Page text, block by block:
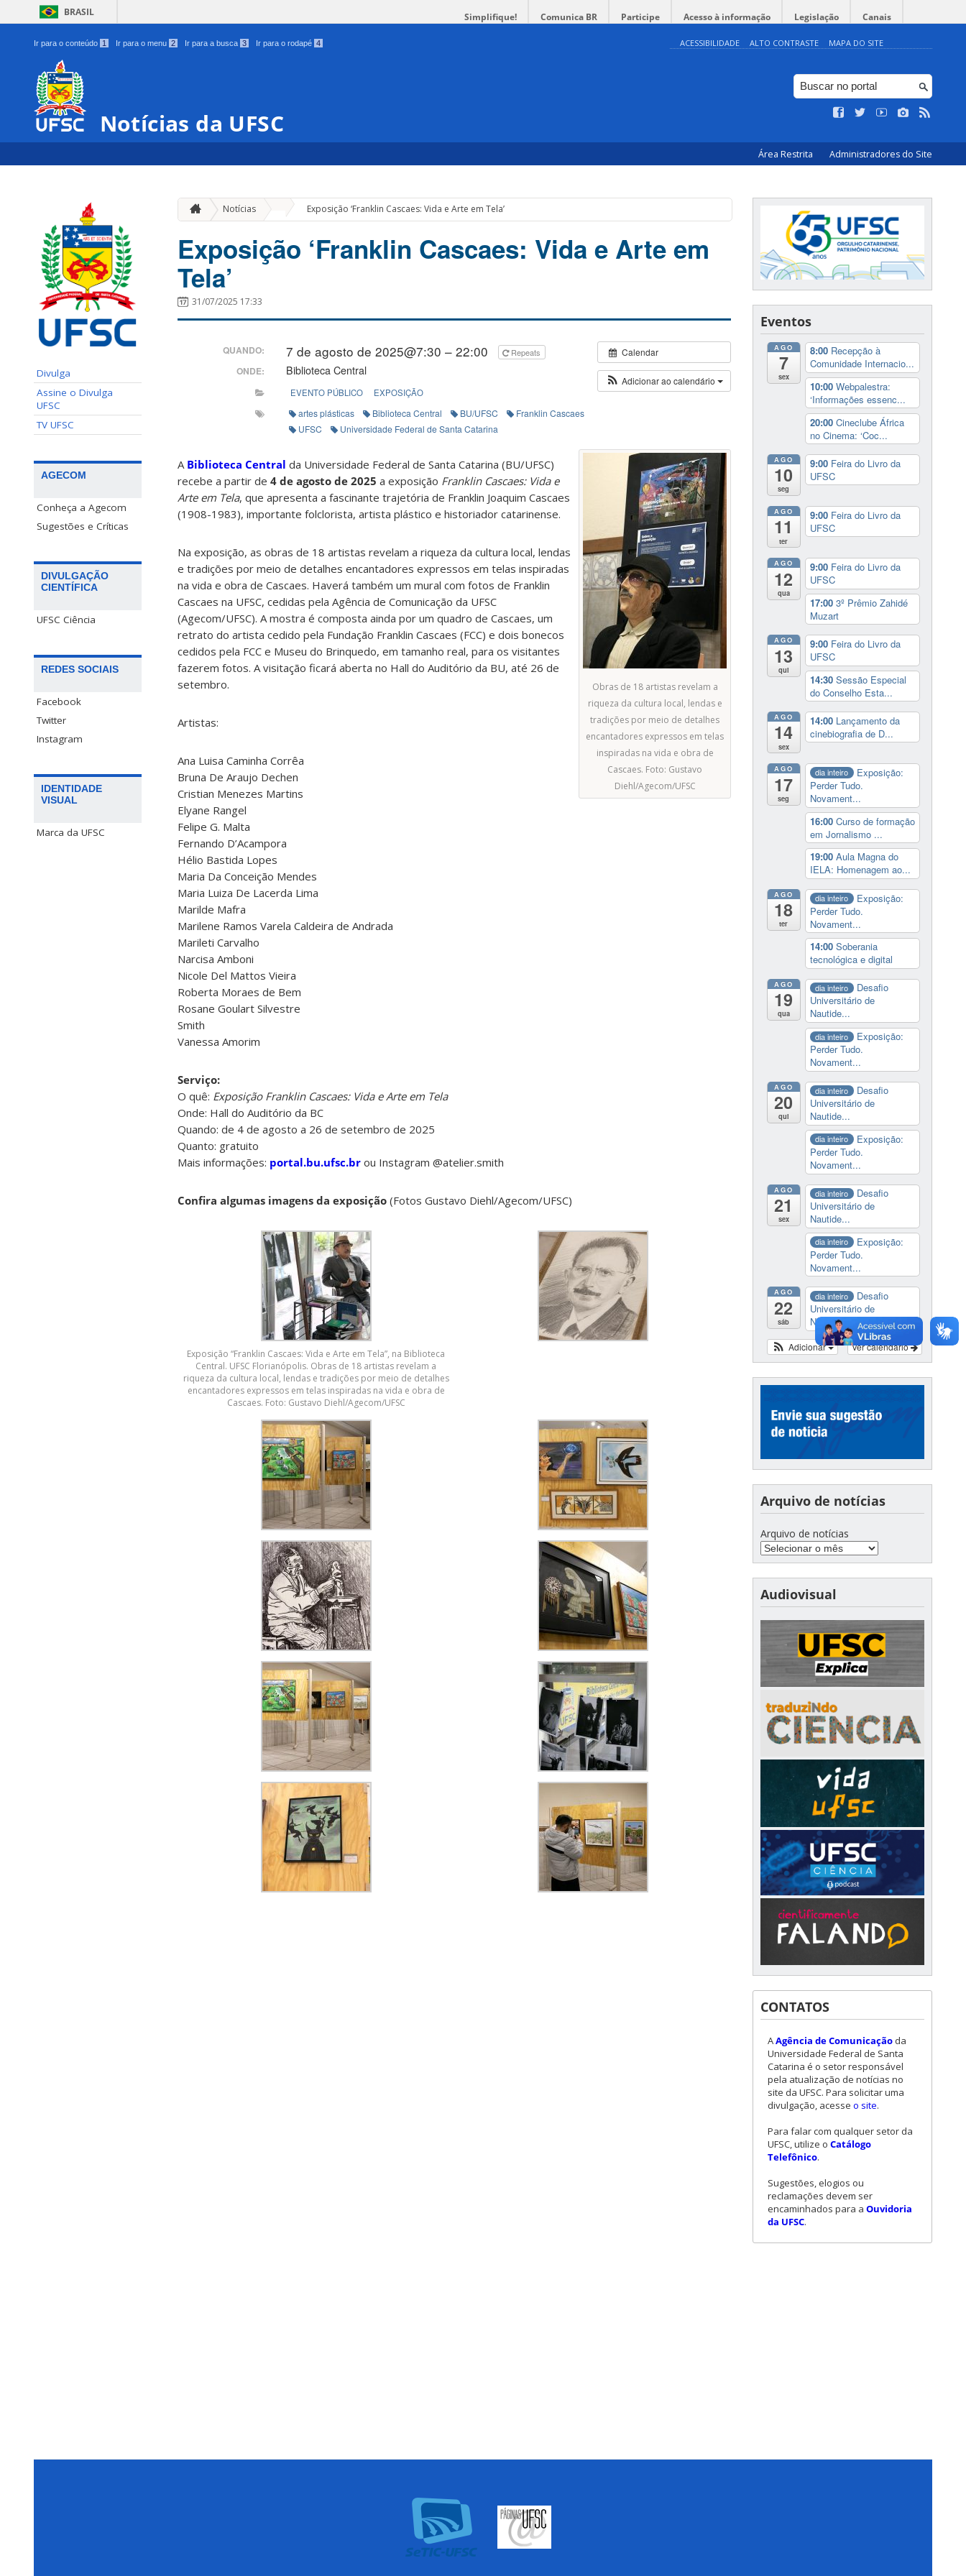
BRASIL Simplifique! Comunica BR Participe Acesso à informação Legislação Canais
Ir para o conteúdo 1 Ir para o menu 2 Ir para a busca 3 Ir para o rodapé 4 ACESSIBILIDADE ALTO CONTRASTE MAPA DO SITE
Notícias da UFSC
Área Restrita Administradores do Site
Divulga
Assine o Divulga
UFSC
TV UFSC
AGECOM
Conheça a Agecom
Sugestões e Críticas
DIVULGAÇÃO
CIENTÍFICA
UFSC Ciência
REDES SOCIAIS
Facebook
Twitter
Instagram
IDENTIDADE
VISUAL
Marca da UFSC
Notícias Exposição ‘Franklin Cascaes: Vida e Arte em Tela’
Exposição ‘Franklin Cascaes: Vida e Arte em
Tela’
31/07/2025 17:33
Calendar
Adicionar ao calendário
QUANDO: 7 de agosto de 2025@7:30 – 22:00 Repeats
ONDE: Biblioteca Central
EVENTO PÚBLICO EXPOSIÇÃO
artes plásticas Biblioteca Central BU/UFSC
Franklin Cascaes
UFSC
Universidade Federal de Santa Catarina
Obras de 18 artistas revelam a
riqueza da cultura local, lendas e
tradições por meio de detalhes
encantadores expressos em telas
inspiradas na vida e obra de
Cascaes. Foto: Gustavo
Diehl/Agecom/UFSC
A Biblioteca Central da Universidade Federal de Santa Catarina (BU/UFSC)
recebe a partir de 4 de agosto de 2025 a exposição Franklin Cascaes: Vida e
Arte em Tela, que apresenta a fascinante trajetória de Franklin Joaquim Cascaes
(1908-1983), importante folclorista, artista plástico e historiador catarinense.
Na exposição, as obras de 18 artistas revelam a riqueza da cultura local, lendas
e tradições por meio de detalhes encantadores expressos em telas inspiradas
na vida e obra de Cascaes. Haverá também um mural com fotos de Franklin
Cascaes na UFSC, cedidas pela Agência de Comunicação da UFSC
(Agecom/UFSC). A mostra é composta ainda por um quadro de Cascaes, um
retrato do artista cedido pela Fundação Franklin Cascaes (FCC) e dois bonecos
cedidos pela FCC e Museu do Brinquedo, em tamanho real, para os visitantes
fazerem fotos. A visitação ficará aberta no Hall do Auditório da BU, até 26 de
setembro.
Artistas:
Ana Luisa Caminha Corrêa
Bruna De Araujo Dechen
Cristian Menezes Martins
Elyane Rangel
Felipe G. Malta
Fernando D’Acampora
Hélio Bastida Lopes
Maria Da Conceição Mendes
Maria Luiza De Lacerda Lima
Marilde Mafra
Marilene Ramos Varela Caldeira de Andrada
Marileti Carvalho
Narcisa Amboni
Nicole Del Mattos Vieira
Roberta Moraes de Bem
Rosane Goulart Silvestre
Smith
Vanessa Amorim
Serviço:
O quê: Exposição Franklin Cascaes: Vida e Arte em Tela
Onde: Hall do Auditório da BC
Quando: de 4 de agosto a 26 de setembro de 2025
Quanto: gratuito
Mais informações: portal.bu.ufsc.br ou Instagram @atelier.smith
Confira algumas imagens da exposição (Fotos Gustavo Diehl/Agecom/UFSC)
Exposição “Franklin Cascaes: Vida e Arte em Tela”, na Biblioteca
Central. UFSC Florianópolis. Obras de 18 artistas revelam a
riqueza da cultura local, lendas e tradições por meio de detalhes
encantadores expressos em telas inspiradas na vida e obra de
Cascaes. Foto: Gustavo Diehl/Agecom/UFSC
Eventos
AGO
7
sex
8:00 Recepção à
Comunidade Internacio...
10:00 Webpalestra:
‘Informações essenc...
20:00 Cineclube África
no Cinema: ‘Coc...
AGO
10
seg
9:00 Feira do Livro da
UFSC
AGO
11
ter
9:00 Feira do Livro da
UFSC
AGO
12
qua
9:00 Feira do Livro da
UFSC
17:00 3º Prêmio Zahidé
Muzart
AGO
13
qui
9:00 Feira do Livro da
UFSC
14:30 Sessão Especial
do Conselho Esta...
AGO
14
sex
14:00 Lançamento da
cinebiografia de D...
AGO
17
seg
dia inteiro
Exposição:
Perder Tudo.
Novament...
16:00 Curso de formação
em Jornalismo ...
19:00 Aula Magna do
IELA: Homenagem ao...
AGO
18
ter
dia inteiro
Exposição:
Perder Tudo.
Novament...
14:00 Soberania
tecnológica e digital
AGO
19
qua
dia inteiro
Desafio
Universitário de
Nautide...
dia inteiro
Exposição:
Perder Tudo.
Novament...
AGO
20
qui
dia inteiro
Desafio
Universitário de
Nautide...
dia inteiro
Exposição:
Perder Tudo.
Novament...
AGO
21
sex
dia inteiro
Desafio
Universitário de
Nautide...
dia inteiro
Exposição:
Perder Tudo.
Novament...
AGO
22
sáb
dia inteiro
Desafio
Universitário de
Nautide...
Ver calendário
Adicionar
Arquivo de notícias
Arquivo de notícias
Audiovisual
CONTATOS
AAgência de Comunicação da
Universidade Federal de Santa
Catarina é o setor responsável
pela atualização de notícias no
site da UFSC. Para solicitar uma
divulgação, acesse o site.
Para falar com qualquer setor da
UFSC, utilize o Catálogo
Telefônico.
Sugestões, elogios ou
reclamações devem ser
encaminhados para a Ouvidoria
da UFSC.